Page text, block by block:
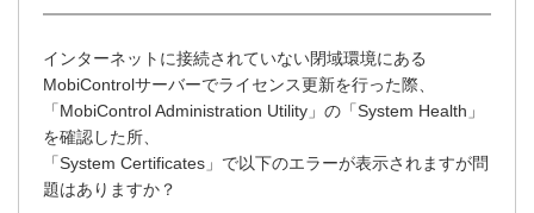
インターネットに接続されていない閉域環境にある
MobiControlサーバーでライセンス更新を行った際、
「MobiControl Administration Utility」の「System Health」
を確認した所、
「System Certificates」で以下のエラーが表示されますが問
題はありますか？